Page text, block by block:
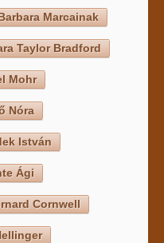
Marcainak
Taylor Bradford
Mohr
Nóra
István
Ági
Cornwell